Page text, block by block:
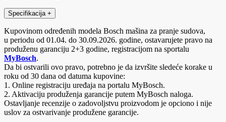
Specifikacija +
Kupovinom određenih modela Bosch mašina za pranje sudova,
u periodu od 01.04. do 30.09.2026. godine, ostavarujete pravo na
produženu garanciju 2+3 godine, registracijom na sportalu
MyBosch.
Da bi ostvarili ovo pravo, potrebno je da izvršite sledeće korake u
roku od 30 dana od datuma kupovine:
1. Online registraciju uređaja na portalu MyBosch.
2. Aktivaciju produženja garancije putem MyBosch naloga.
Ostavljanje recenzije o zadovoljstvu proizvodom je opciono i nije
uslov za ostvarivanje produžene garancije.